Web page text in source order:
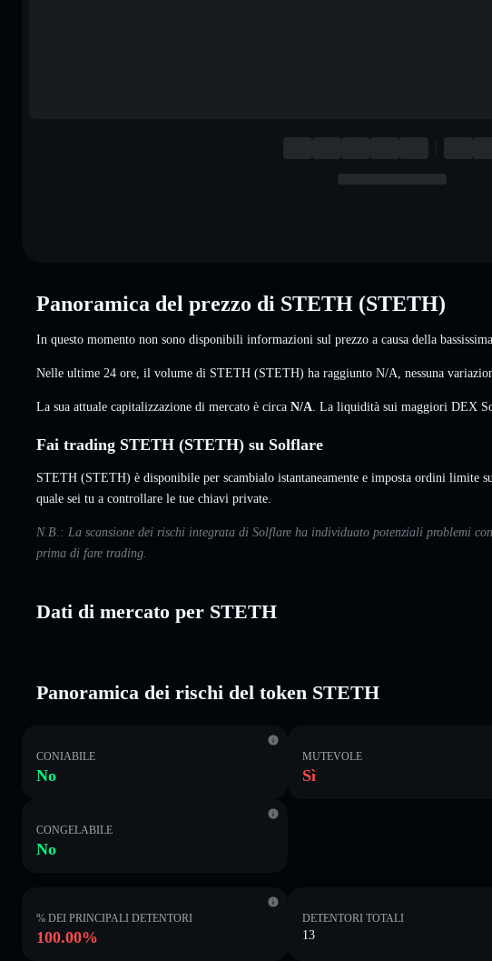
Panoramica del prezzo di STETH (STETH)
In questo momento non sono disponibili informazioni sul prezzo a causa della
Nelle ultime 24 ore, il volume di STETH (STETH) ha raggiunto N/A nessuna
La sua attuale capitalizzazione di mercato è circa N/A . La liquidità sui maggiori DEX
Fai trading STETH (STETH) su Solflare
STETH (STETH) è disponibile per scambialo istantaneamente e imposta ordini limite su
quale sei tu a controllare le tue chiavi private.
N.B.: La scansione dei rischi integrata di Solflare ha individuato potenziali problemi
prima di fare trading.
Dati di mercato per STETH
Panoramica dei rischi del token STETH
CONIABILE
No
MUTEVOLE
Sì
CONGELABILE
No
% DEI PRINCIPALI DETENTORI
100.00%
DETENTORI TOTALI
13